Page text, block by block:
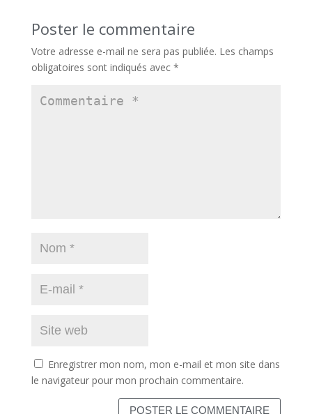
Poster le commentaire
Votre adresse e-mail ne sera pas publiée. Les champs
obligatoires sont indiqués avec *
Enregistrer mon nom, mon e-mail et mon site dans
le navigateur pour mon prochain commentaire.